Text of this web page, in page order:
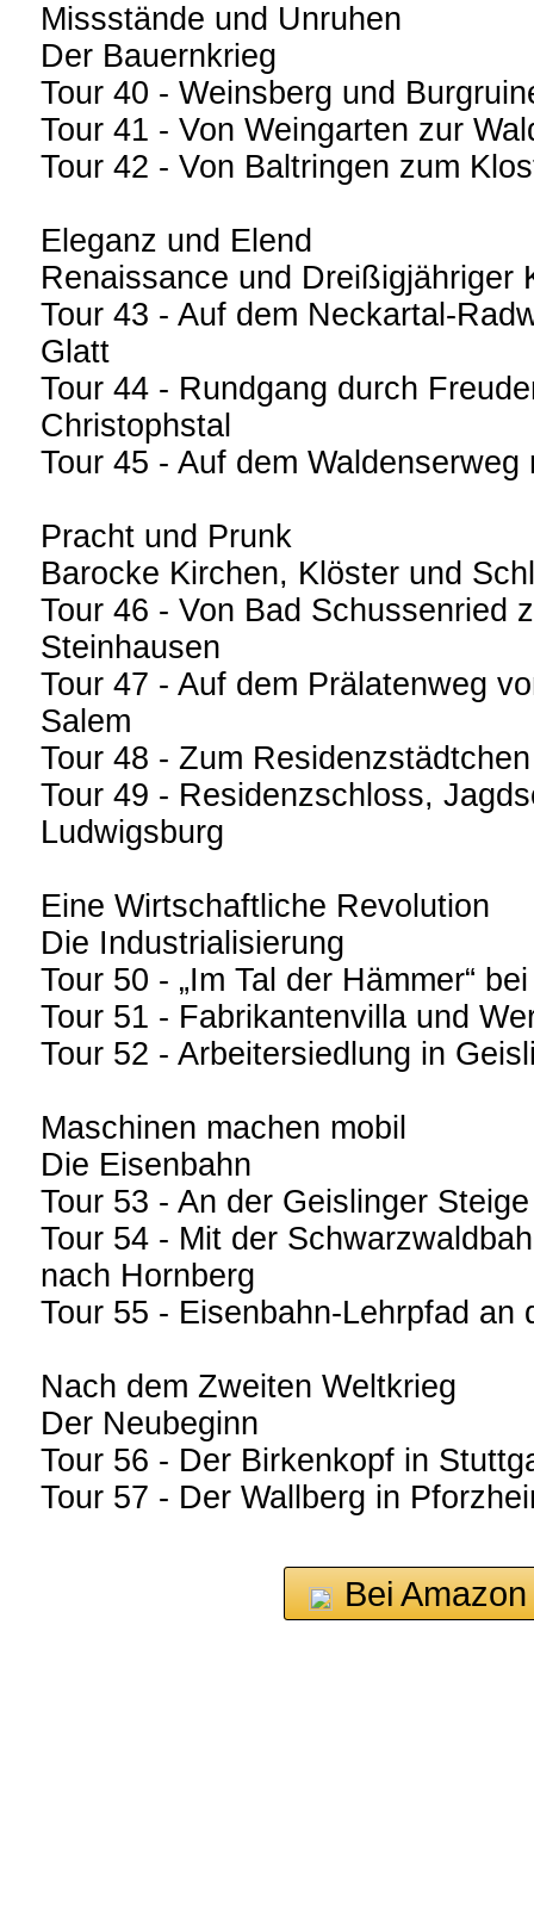
Missstände und Unruhen
Der Bauernkrieg
Tour 40 - Weinsberg und
Tour 41 - Von Weingarten zur
Tour 42 - Von Baltringen zum
Eleganz und Elend
Renaissance und Dreißigjähriger
Tour 43 - Auf dem Neckartal-
Glatt
Tour 44 - Rundgang durch
Christophstal
Tour 45 - Auf dem
Pracht und Prunk
Barocke Kirchen, Klöster und
Tour 46 - Von Bad Schussenried
Steinhausen
Tour 47 - Auf dem Prälatenweg
Salem
Tour 48 - Zum
Tour 49 - Residenzschloss,
Ludwigsburg
Eine Wirtschaftliche Revolution
Die Industrialisierung
Tour 50 - „Im Tal der Hämmer“
Tour 51 - Fabrikantenvilla und
Tour 52 - Arbeitersiedlung in
Maschinen machen mobil
Die Eisenbahn
Tour 53 - An der Geislinger Steige
Tour 54 - Mit der
nach Hornberg
Tour 55 - Eisenbahn-Lehrpfad an
Nach dem Zweiten Weltkrieg
Der Neubeginn
Tour 56 - Der Birkenkopf in
Tour 57 - Der Wallberg in
Bei